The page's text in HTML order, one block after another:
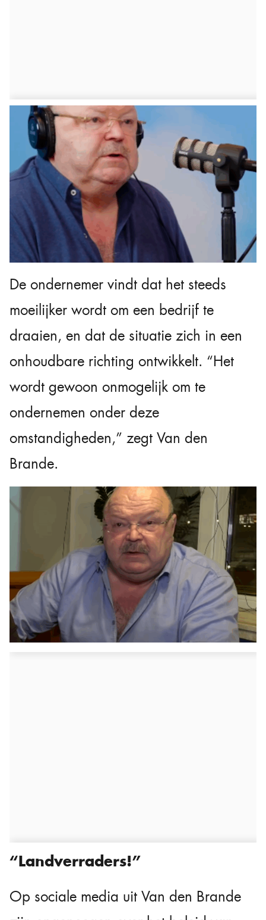
De ondernemer vindt dat het steeds
moeilijker wordt om een bedrijf te
draaien, en dat de situatie zich in een
onhoudbare richting ontwikkelt. “Het
wordt gewoon onmogelijk om te
ondernemen onder deze
omstandigheden,” zegt Van den
Brande.
“Landverraders!”
Op sociale media uit Van den Brande